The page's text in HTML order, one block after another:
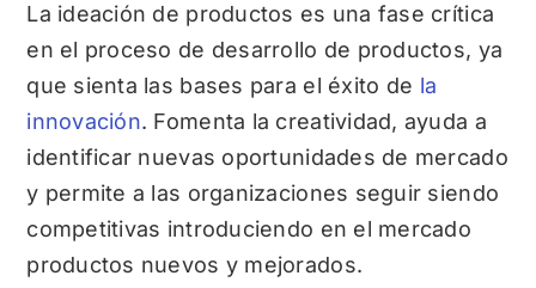
La ideación de productos es una fase crítica
en el proceso de desarrollo de productos, ya
que sienta las bases para el éxito de la
innovación. Fomenta la creatividad, ayuda a
identificar nuevas oportunidades de mercado
y permite a las organizaciones seguir siendo
competitivas introduciendo en el mercado
productos nuevos y mejorados.